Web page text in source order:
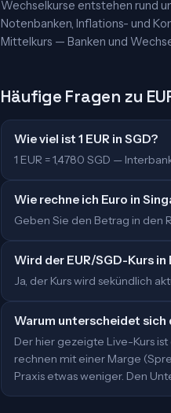
Wechselkurse entstehen rund
Notenbanken, Inflations- und
Mittelkurs — Banken und
Häufige Fragen zu
Wie viel ist 1 EUR in SGD?
1 EUR = 1,4780 SGD —
Wie rechne ich Euro in
Geben Sie den Betrag in den
Wird der EUR/SGD-Kurs
Ja, der Kurs wird sekündlich
Warum unterscheidet sich
Der hier gezeigte Live-Kurs
rechnen mit einer Marge
Praxis etwas weniger. Den